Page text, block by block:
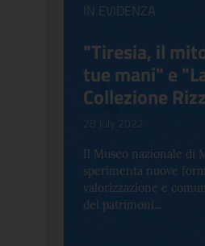
IN EVIDENZA
"Tiresia, il
tue mani" e
Collezione
28 July 2022
Il Museo nazionale di
sperimenta nuove
valorizzazione e
del patrimoni...